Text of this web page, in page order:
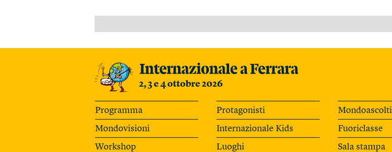
2, 3 e 4 ottobre 2026
Programma Protagonisti
Mondoascolti
Mondovisioni
Internazionale Kids
Fuoriclasse
Workshop
Luoghi Sala stampa